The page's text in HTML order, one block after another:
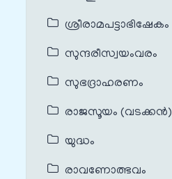
ശ്രീരാമപട്ടാഭിഷേകം
സുന്ദരീസ്വയംവരം
സുഭദ്രാഹരണം
രാജസൂയം (വടക്കൻ)
യുദ്ധം
രാവണോത്ഭവം